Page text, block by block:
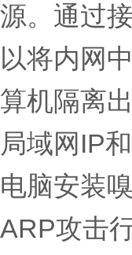
源。通过
以将内网
算机隔离
局域网IP
电脑安装
ARP攻击